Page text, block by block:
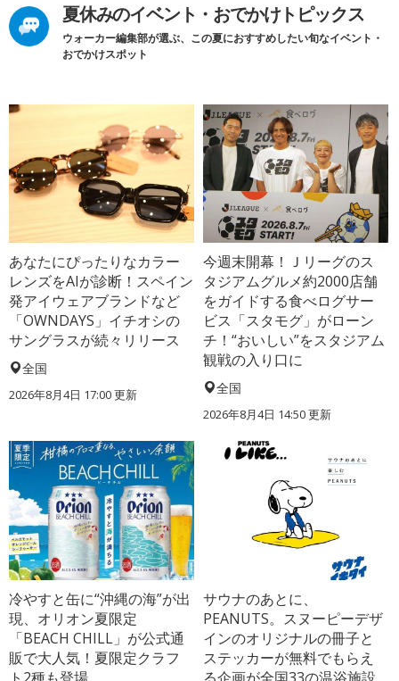
夏休みのイベント・おでかけトピックス
ウォーカー編集部が選ぶ、この夏におすすめしたい旬なイベント・
おでかけスポット
あなたにぴったりなカラー
レンズをAIが診断！スペイン
発アイウェアブランドなど
「OWNDAYS」イチオシの
サングラスが続々リリース
全国
2026年8月4日 17:00更新
今週末開幕！Ｊリーグのス
タジアムグルメ約2000店舗
をガイドする食べログサー
ビス「スタモグ」がローン
チ！“おいしい”をスタジアム
観戦の入り口に
全国
2026年8月4日 14:50更新
冷やすと缶に“沖縄の海”が出
現、オリオン夏限定
「BEACH CHILL」が公式通
販で大人気！夏限定クラフ
サウナのあとに、
PEANUTS。スヌーピーデザ
インのオリジナルの冊子と
ステッカーが無料でもらえ